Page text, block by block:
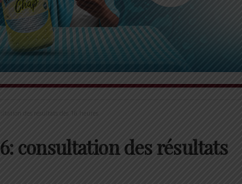
des résultats dès 16 heures
consultation des résultats